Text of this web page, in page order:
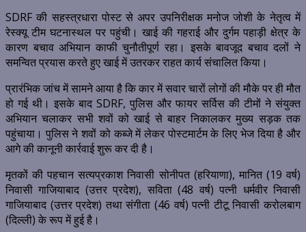
SDRF की सहस्त्रधारा पोस्ट से अपर उपनिरीक्षक मनोज जोशी के नेतृत्व में
रेस्क्यू टीम घटनास्थल पर पहुंची। खाई की गहराई और दुर्गम पहाड़ी क्षेत्र के
कारण बचाव अभियान काफी चुनौतीपूर्ण रहा। इसके बावजूद बचाव दलों ने
समन्वित प्रयास करते हुए खाई में उतरकर राहत कार्य संचालित किया।
प्रारंभिक जांच में सामने आया है कि कार में सवार चारों लोगों की मौके पर ही मौत
हो गई थी। इसके बाद SDRF, पुलिस और फायर सर्विस की टीमों ने संयुक्त
अभियान चलाकर सभी शवों को खाई से बाहर निकालकर मुख्य सड़क तक
पहुंचाया। पुलिस ने शवों को कब्जे में लेकर पोस्टमार्टम के लिए भेज दिया है और
आगे की कानूनी कार्रवाई शुरू कर दी है।
मृतकों की पहचान सत्यप्रकाश निवासी सोनीपत (हरियाणा), मानित (19 वर्ष)
निवासी गाजियाबाद (उत्तर प्रदेश), सविता (48 वर्ष) पत्नी धर्मवीर निवासी
गाजियाबाद (उत्तर प्रदेश) तथा संगीता (46 वर्ष) पत्नी टीटू निवासी करोलबाग
(दिल्ली) के रूप में हुई है।